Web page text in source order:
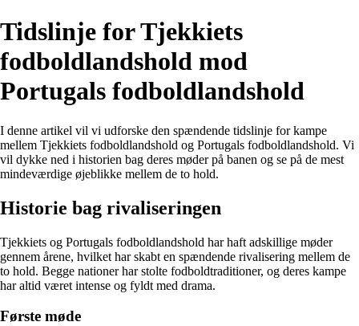
Tidslinje for Tjekkiets
fodboldlandshold mod
Portugals fodboldlandshold
I denne artikel vil vi udforske den spændende tidslinje for kampe
mellem Tjekkiets fodboldlandshold og Portugals fodboldlandshold. Vi
vil dykke ned i historien bag deres møder på banen og se på de mest
mindeværdige øjeblikke mellem de to hold.
Historie bag rivaliseringen
Tjekkiets og Portugals fodboldlandshold har haft adskillige møder
gennem årene, hvilket har skabt en spændende rivalisering mellem de
to hold. Begge nationer har stolte fodboldtraditioner, og deres kampe
har altid været intense og fyldt med drama.
Første møde